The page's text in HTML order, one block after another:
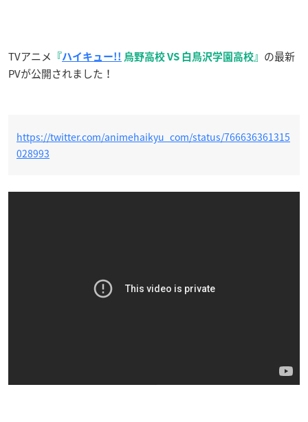
TVアニメ 『ハイキュー!! 烏野高校 VS 白鳥沢学園高校』 の最新
PVが公開されました！
https://twitter.com/animehaikyu_com/status/766636361315
028993